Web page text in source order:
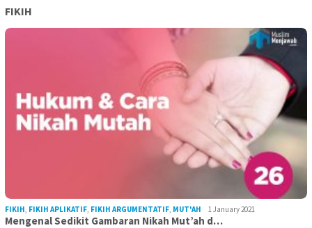
FIKIH
FIKIH FIKIH APLIKATIF FIKIH ARGUMENTATIF MUT'AH 1 January 2021
Mengenal Sedikit Gambaran Nikah Mut’ah d…